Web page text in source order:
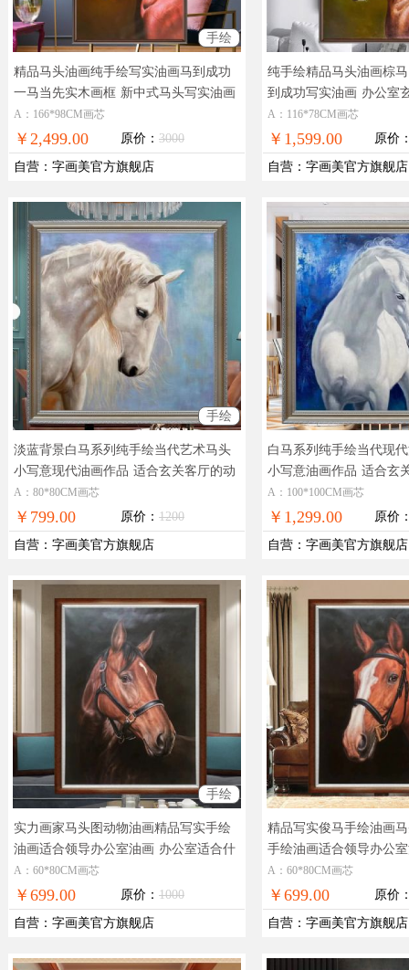
手绘
精品马头油画纯手绘写实油画马到成功
一马当先实木画框 新中式马头写实油画
A：166*98CM画芯
￥2,499.00 原价： 3000
自营 ： 字画美官方旗舰店
纯手绘精品马头油画棕
到成功写实油画 办公室
到成功
A：116*78CM画芯
￥1,599.00 原价
自营 ： 字画美官方旗舰店
手绘
淡蓝背景白马系列纯手绘当代艺术马头
小写意现代油画作品 适合玄关客厅的动
物油画
A：80*80CM画芯
￥799.00 原价： 1200
自营 ： 字画美官方旗舰店
白马系列纯手绘当代现
小写意油画作品 适合玄
画
A：100*100CM画芯
￥1,299.00 原价
自营 ： 字画美官方旗舰店
手绘
实力画家马头图动物油画精品写实手绘
油画适合领导办公室油画 办公室适合什
么样的手绘动物油画
A：60*80CM画芯
￥699.00 原价： 1000
自营 ： 字画美官方旗舰店
精品写实俊马手绘油画
手绘油画适合领导办公
一马当先
A：60*80CM画芯
￥699.00 原价
自营 ： 字画美官方旗舰店